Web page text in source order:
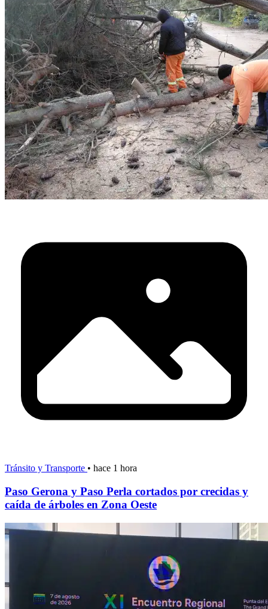
Tránsito y Transporte • hace 1 hora
Paso Gerona y Paso Perla cortados por crecidas y
caída de árboles en Zona Oeste